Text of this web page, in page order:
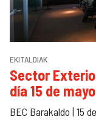
EKITALDIAK
Sector
día 15 de
BEC Barakaldo | 15